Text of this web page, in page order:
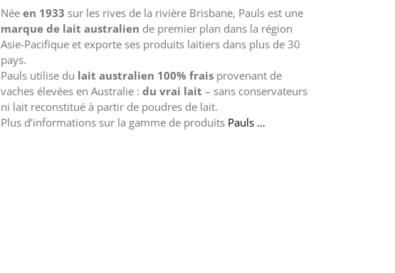
Née en 1933 sur les rives de la rivière Brisbane, Pauls est une
marque de lait australien de premier plan dans la région
Asie-Pacifique et exporte ses produits laitiers dans plus de 30
pays.
Pauls utilise du lait australien 100% frais provenant de
vaches élevées en Australie : du vrai lait – sans conservateurs
ni lait reconstitué à partir de poudres de lait.
Plus d’informations sur la gamme de produits Pauls …